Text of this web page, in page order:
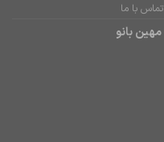
تماس با ما
مهین بانو